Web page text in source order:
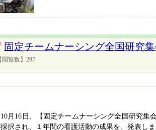
固定チームナーシング全国研究
閲覧数】297
月16日、【固定チームナーシング全国研究集
択され、１年間の看護活動の成果を、発表しま